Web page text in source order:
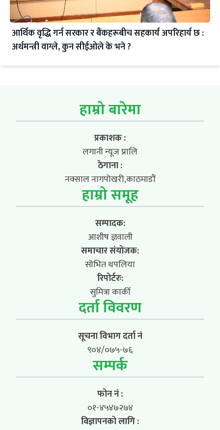
आर्थिक वृद्धि गर्न सरकार र बैंकहरूबीच सहकार्य अपरिहार्य छ :
अर्थमन्त्री वाग्ले, कुन सीईओले के भने ?
हाम्रो बारेमा
प्रकाशक :
लगानी न्यूज प्रालि
ठेगाना :
नक्साल नागपोखरी,काठमाडौं
हाम्रो समूह
सम्पादक:
आशीष ज्ञवाली
समाचार संयोजक:
सोभित थपलिया
रिपोर्टरः:
सुमित्रा कार्की
दर्ता विवरण
सूचना विभाग दर्ता नं
९०४/०७५-७६
सम्पर्क
फोन नं :
०१-४५४७२७४
विज्ञापनको लागि :